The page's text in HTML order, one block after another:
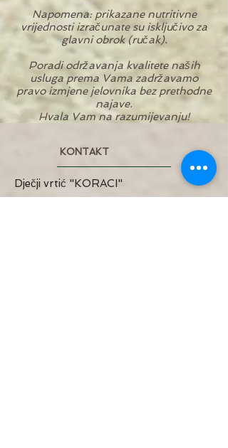
Napomena: prikazane nutritivne
vrijednosti izračunate su isključivo za
glavni obrok (ručak).
Poradi održavanja kvalitete naših
usluga prema Vama zadržavamo
pravo izmjene jelovnika bez prethodne
najave.
Hvala Vam na razumijevanju!
KONTAKT
Dječji vrtić "KORACI"